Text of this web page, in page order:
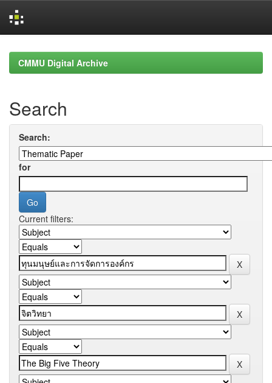
navigationCMMU Digital Archive
Search
Search:
for
Current filters: